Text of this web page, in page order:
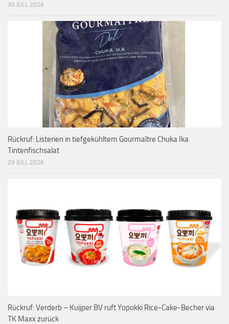
30 JULI, 2026
Rückruf: Listerien in tiefgekühltem Gourmaître Chuka Ika
Tintenfischsalat
29 JULI, 2026
Rückruf: Verderb – Kuijper BV ruft Yopokki Rice-Cake-Becher via
TK Maxx zurück